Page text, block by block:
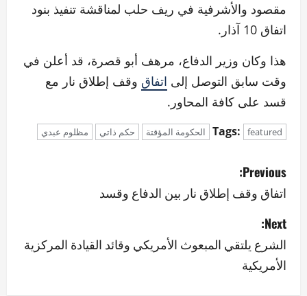
مقصود والأشرفية في ريف حلب لمناقشة تنفيذ بنود
اتفاق 10 آذار.
هذا وكان وزير الدفاع، مرهف أبو قصرة، قد أعلن في
وقت سابق التوصل إلى اتفاق وقف إطلاق نار مع
قسد على كافة المحاور.
Tags: featured الحكومة المؤقتة حكم ذاتي مظلوم عبدي
P
o
s
t
n
Previous:
اتفاق وقف إطلاق نار بين الدفاع وقسد
Next:
الشرع يلتقي المبعوث الأمريكي وقائد القيادة المركزية
الأمريكية